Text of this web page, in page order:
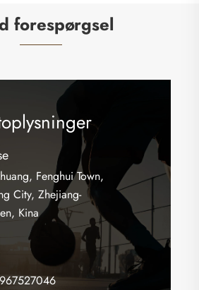
forespørgsel
Fenghui Town,
City, Zhejiang-
Kina